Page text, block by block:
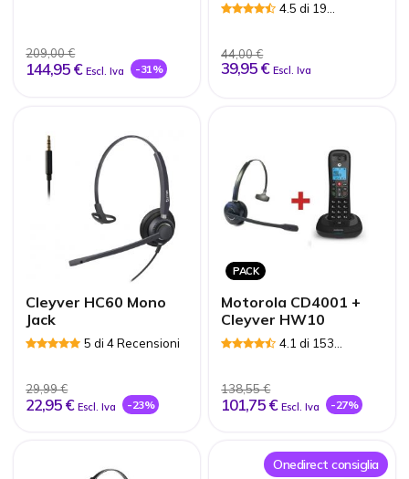
209,00 €
144,95 € Escl. Iva -31%
4.5 di 19
44,00 €
39,95 € Escl. Iva
Cleyver HC60 Mono
Jack
5 di 4 Recensioni
29,99 €
22,95 € Escl. Iva -23%
PACK
Motorola CD4001 +
Cleyver HW10
4.1 di 153
138,55 €
101,75 € Escl. Iva -27%
Onedirect consiglia